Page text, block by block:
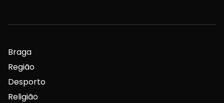
Braga
Região
Desporto
Religião